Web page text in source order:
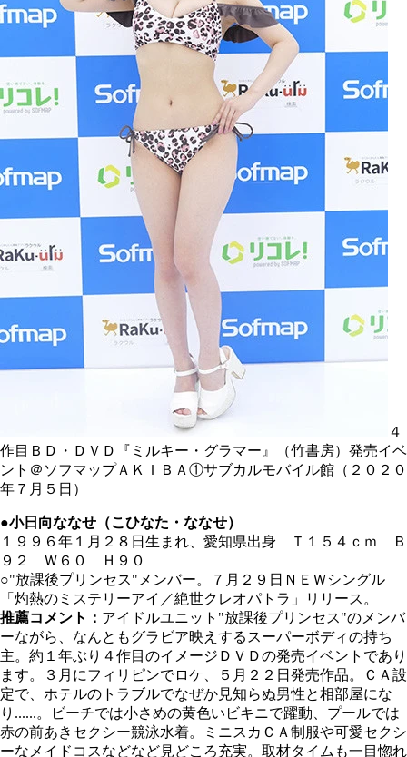
４
作目ＢＤ・ＤＶＤ『ミルキー・グラマー』（竹書房）発売イベ
ント＠ソフマップＡＫＩＢＡ①サブカルモバイル館（２０２０
年７月５日）
●小日向ななせ（こひなた・ななせ）
１９９６年１月２８日生まれ、愛知県出身 Ｔ１５４ｃｍ Ｂ
９２ Ｗ６０ Ｈ９０
○"放課後プリンセス"メンバー。７月２９日ＮＥＷシングル
「灼熱のミステリーアイ／絶世クレオパトラ」リリース。
推薦コメント： アイドルユニット"放課後プリンセス"のメンバ
ーながら、なんともグラビア映えするスーパーボディの持ち
主。約１年ぶり４作目のイメージＤＶＤの発売イベントであり
ます。３月にフィリピンでロケ、５月２２日発売作品。ＣＡ設
定で、ホテルのトラブルでなぜか見知らぬ男性と相部屋にな
り......。ビーチでは小さめの黄色いビキニで躍動、プールでは
赤の前あきセクシー競泳水着。ミニスカＣＡ制服や可愛セクシ
ーなメイドコスなどなど見どころ充実。取材タイムも一目惚れ